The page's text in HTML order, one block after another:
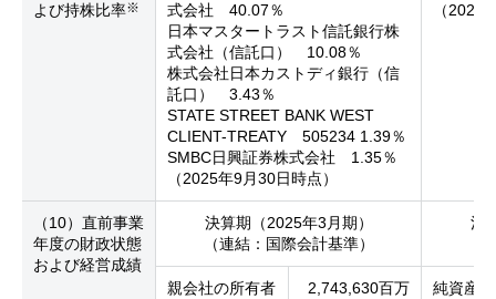
よび持株比率※
式会社 40.07％
日本マスタートラスト信託銀行株
式会社（信託口） 10.08％
株式会社日本カストディ銀行（信
託口） 3.43％
STATE STREET BANK WEST
CLIENT-TREATY 505234 1.39％
SMBC日興証券株式会社 1.35％
（2025年9月30日時点）
（2025
（10）直前事業
年度の財政状態
および経営成績
決算期（2025年3月期）
（連結：国際会計基準）
決
親会社の所有者 2,743,630百万 純資産